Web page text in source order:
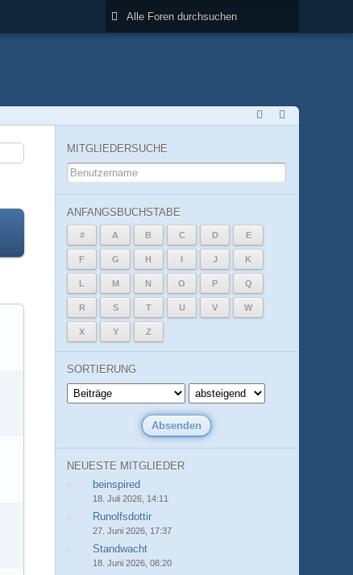
MITGLIEDERSUCHE
ANFANGSBUCHSTABE
# A B C D E
F G H I J K
L M N O P Q
R S T U V W
X Y Z
SORTIERUNG
NEUESTE MITGLIEDER
beinspired
18. Juli 2026, 14:11
Runolfsdottir
27. Juni 2026, 17:37
Standwacht
18. Juni 2026, 08:20